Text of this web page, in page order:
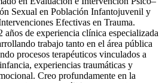
Sexual en Población Infantojuvenil y
Efectivas en Trauma.
años de experiencia clínica especializada
trabajo tanto en el área pública
procesos terapéuticos vinculados a
experiencias traumáticas y
Creo profundamente en la